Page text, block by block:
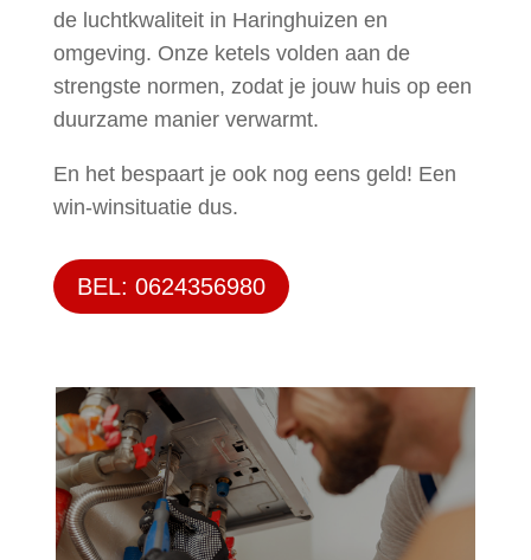
de luchtkwaliteit in Haringhuizen en
omgeving. Onze ketels volden aan de
strengste normen, zodat je jouw huis op een
duurzame manier verwarmt.
En het bespaart je ook nog eens geld! Een
win-winsituatie dus.
BEL: 0624356980